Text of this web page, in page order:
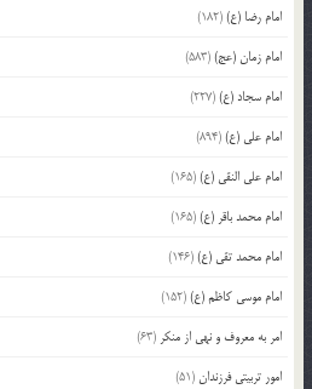
امام رضا (ع)(182)
امام زمان (عج)(583)
امام سجاد (ع)(227)
امام علی (ع)(894)
امام علی النقی (ع)(165)
امام محمد باقر (ع)(165)
امام محمد تقی (ع)(146)
امام موسی کاظم (ع)(152)
امر به معروف و نهی از منکر (63)
امور تربیتی فرزندان(51)